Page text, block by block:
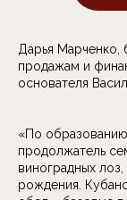
Дарья Марченко,
продажам и
основателя
«По
продолжатель
виноградных
рождения.